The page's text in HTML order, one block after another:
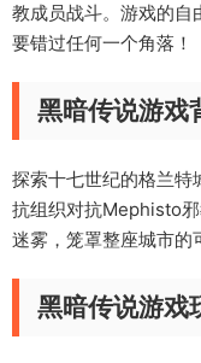
教成员战斗。游戏的自
要错过任何一个角落！
黑暗传说游戏
探索十七世纪的格兰特
抗组织对抗Mephisto
迷雾，笼罩整座城市的
黑暗传说游戏